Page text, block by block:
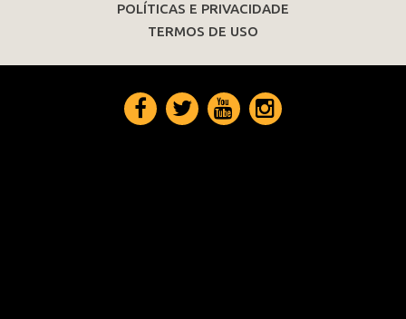
POLÍTICAS E PRIVACIDADE
TERMOS DE USO